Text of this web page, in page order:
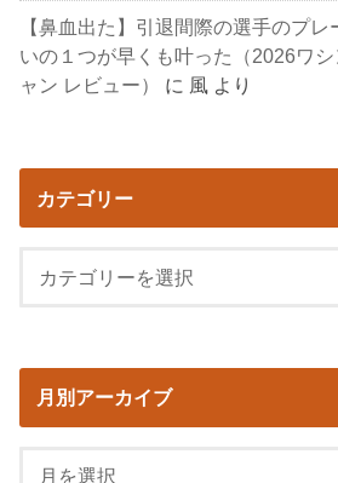
【鼻血出た】引退間際の選手のプ
いの１つが早くも叶った（2026ワ
ャン レビュー）
に 風 より
カテゴリー
月別アーカイブ